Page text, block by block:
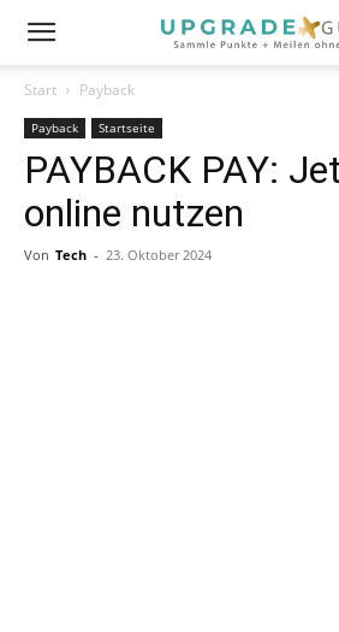
Start Payback
Payback Startseite
PAYBACK PAY:
online nutzen
Von Tech - 23. Oktober 2024